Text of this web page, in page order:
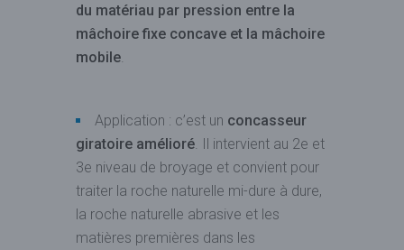
du matériau par pression entre la
mâchoire fixe concave et la mâchoire
mobile.
Application : c’est un concasseur
giratoire amélioré. Il intervient au 2e et
3e niveau de broyage et convient pour
traiter la roche naturelle mi-dure à dure,
la roche naturelle abrasive et les
matières premières dans les